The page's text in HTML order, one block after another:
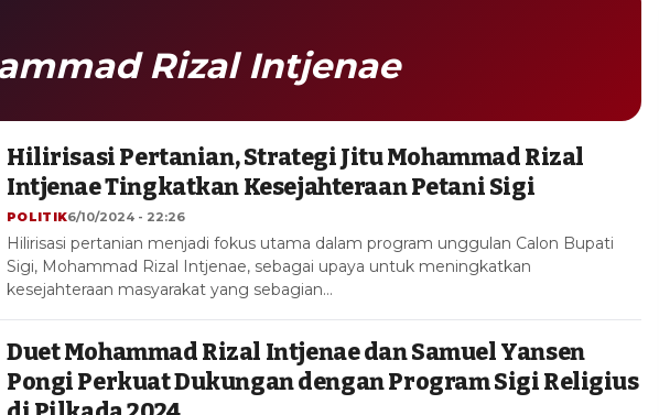
Rizal Intjenae
Hilirisasi Pertanian, Strategi Jitu Mohammad Rizal
Intjenae Tingkatkan Kesejahteraan Petani Sigi
POLITIK6/10/2024 - 22:26
Hilirisasi pertanian menjadi fokus utama dalam program unggulan Calon Bupati
Sigi, Mohammad Rizal Intjenae, sebagai upaya untuk meningkatkan
kesejahteraan masyarakat yang sebagian…
Duet Mohammad Rizal Intjenae dan Samuel Yansen
Pongi Perkuat Dukungan dengan Program Sigi Religius